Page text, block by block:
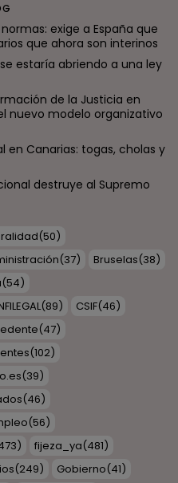
exige a España que
que ahora son interinos
estaría abriendo a una ley
de la Justicia en
nuevo modelo organizativo
en Canarias: togas, cholas y
destruye al Supremo
(50)
(37) Bruselas(38)
(54)
(89) CSIF(46)
(47)
(102)
(39)
(46)
(56)
fijeza_ya(481)
(249) Gobierno(41)